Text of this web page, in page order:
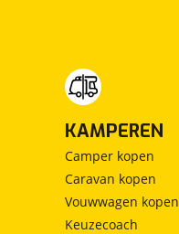
KAMPEREN
Camper kopen
Caravan kopen
Vouwwagen kopen
Keuzecoach